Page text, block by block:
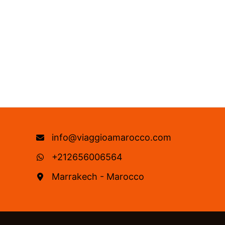
info@viaggioamarocco.com
+212656006564
Marrakech - Marocco